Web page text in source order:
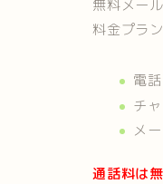
無料メー
料金プラ
電
チ
メ
通話料は